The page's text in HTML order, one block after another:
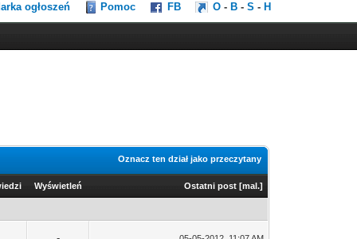
ogłoszeń Pomoc FB O - B -S - H
Oznacz ten dział jako przeczytany
Wyświetleń Ostatni post [mal.]